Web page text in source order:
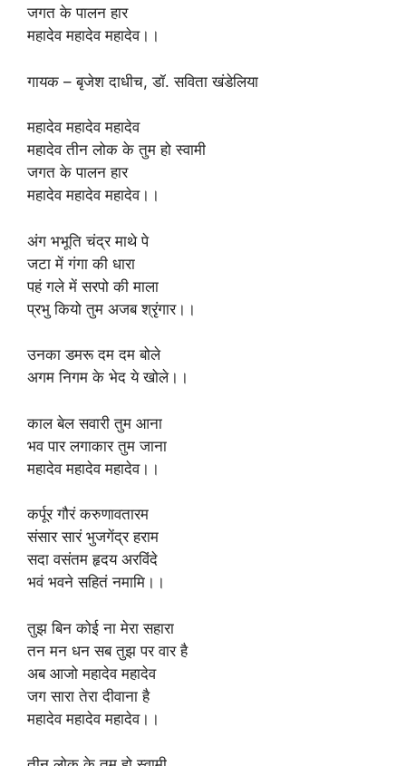
जगत के पालन हार
महादेव महादेव महादेव।।
गायक – बृजेश दाधीच, डॉ. सविता खंडेलिया
महादेव महादेव महादेव
महादेव तीन लोक के तुम हो स्वामी
जगत के पालन हार
महादेव महादेव महादेव।।
अंग भभूति चंद्र माथे पे
जटा में गंगा की धारा
पहं गले में सरपो की माला
प्रभु कियो तुम अजब श्रृंगार।।
उनका डमरू दम दम बोले
अगम निगम के भेद ये खोले।।
काल बेल सवारी तुम आना
भव पार लगाकार तुम जाना
महादेव महादेव महादेव।।
कर्पूर गौरं करुणावतारम
संसार सारं भुजगेंद्र हराम
सदा वसंतम हृदय अरविंदे
भवं भवने सहितं नमामि।।
तुझ बिन कोई ना मेरा सहारा
तन मन धन सब तुझ पर वार है
अब आजो महादेव महादेव
जग सारा तेरा दीवाना है
महादेव महादेव महादेव।।